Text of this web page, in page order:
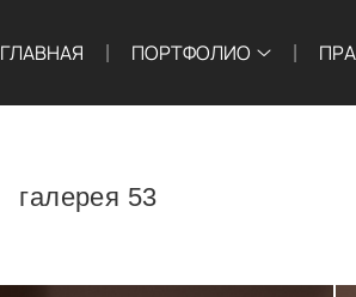
ГЛАВНАЯ ПОРТФОЛИО
галерея 53